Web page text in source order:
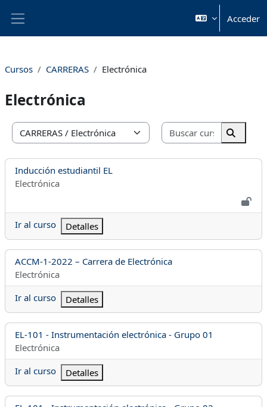
Acceder
Cursos CARRERAS Electrónica
Electrónica
Categorías
Buscar
Buscar
Nombre del curso
Inducción estudiantil EL
Categoría del curso
Electrónica
Ir al curso Detalles
Nombre del curso
ACCM-1-2022 – Carrera de Electrónica
Categoría del curso
Electrónica
Ir al curso
Detalles
Nombre del curso
EL-101 - Instrumentación electrónica - Grupo 01
Categoría del curso
Electrónica
Ir al curso
Detalles